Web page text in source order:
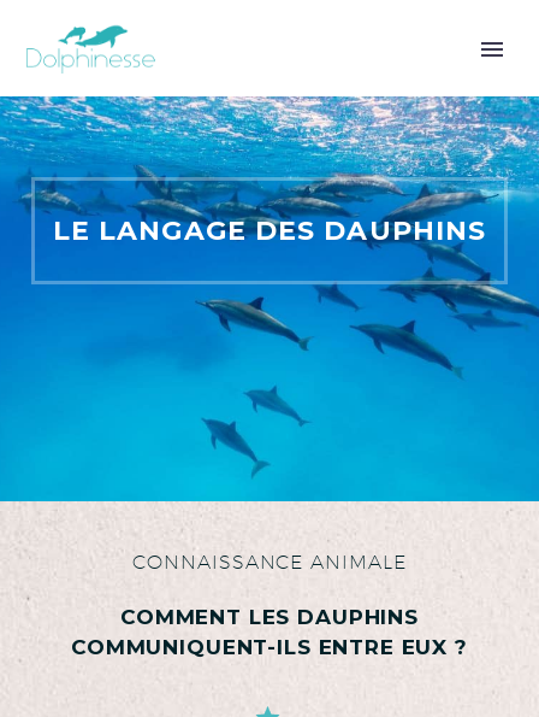
LE LANGAGE DES DAUPHINS
CONNAISSANCE ANIMALE
COMMENT LES DAUPHINS
COMMUNIQUENT-ILS ENTRE EUX ?